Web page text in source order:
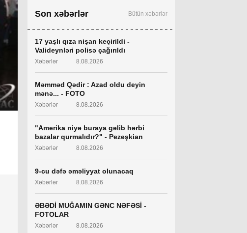
Son xəbərlər Bütün xəbərlər
17 yaşlı qıza nişan keçirildi -
Valideynləri polisə çağırıldı
Xəbərlər 8.08.2026
Məmməd Qədir : Azad oldu deyin
mənə... - FOTO
Xəbərlər 8.08.2026
"Amerika niyə buraya gəlib hərbi
bazalar qurmalıdır?" - Pezeşkian
Xəbərlər 8.08.2026
9-cu dəfə əməliyyat olunacaq
Xəbərlər 8.08.2026
ƏBƏDİ MUĞAMIN GƏNC NƏFƏSİ -
FOTOLAR
Xəbərlər 8.08.2026